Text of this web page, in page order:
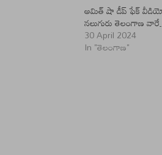
అమిత్ షా డీప్‌ ఫేక్
నలుగురు తెలంగాణ
30 April 2024
In "తెలంగాణ"